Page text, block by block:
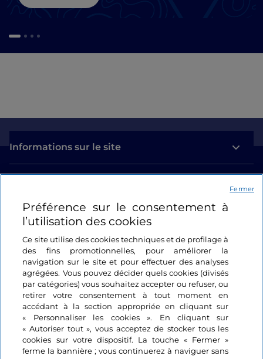
Informations sur le site
Se connecter
Suivez-nous
Préférence sur le consentement à
l’utilisation des cookies
Ce site utilise des cookies techniques et de profilage à
des fins promotionnelles, pour améliorer la
navigation sur le site et pour effectuer des analyses
agrégées. Vous pouvez décider quels cookies (divisés
par catégories) vous souhaitez accepter ou refuser, ou
retirer votre consentement à tout moment en
accédant à la section appropriée en cliquant sur
« Personnaliser les cookies ». En cliquant sur
« Autoriser tout », vous acceptez de stocker tous les
cookies sur votre dispositif. La touche « Fermer »
ferme la bannière ; vous continuerez à naviguer sans
Fermer